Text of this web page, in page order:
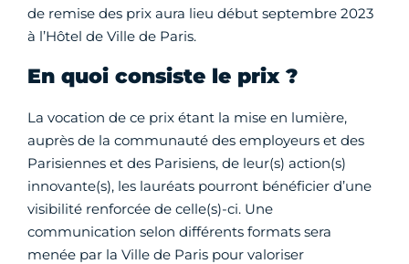
de remise des prix aura lieu début septembre 2023
à l’Hôtel de Ville de Paris.
En quoi consiste le prix ?
La vocation de ce prix étant la mise en lumière,
auprès de la communauté des employeurs et des
Parisiennes et des Parisiens, de leur(s) action(s)
innovante(s), les lauréats pourront bénéficier d’une
visibilité renforcée de celle(s)-ci. Une
communication selon différents formats sera
menée par la Ville de Paris pour valoriser